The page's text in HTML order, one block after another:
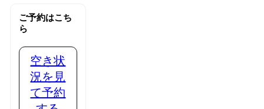
ご予約はこち
ら
空き状
況を見
て予約